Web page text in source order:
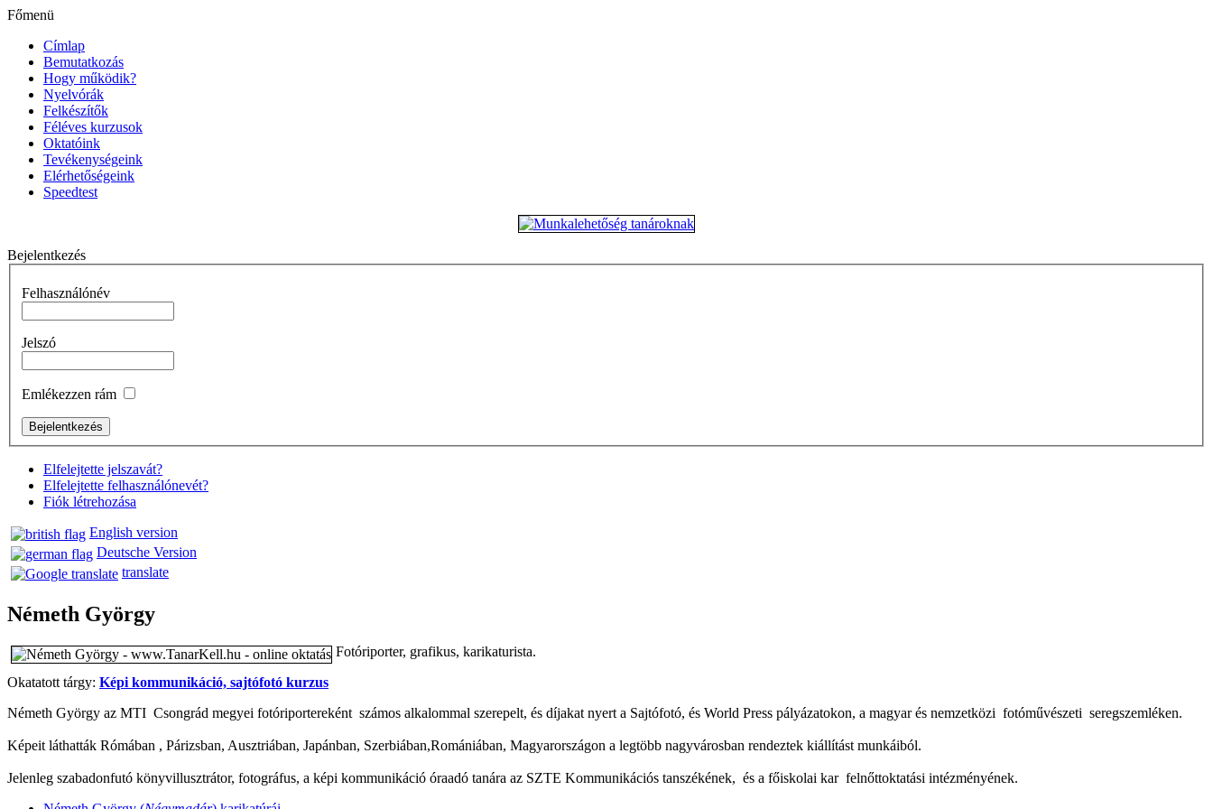
Főmenü
Címlap
Bemutatkozás
Hogy működik?
Nyelvórák
Felkészítők
Féléves kurzusok
Oktatóink
Tevékenységeink
Elérhetőségeink
Speedtest
Bejelentkezés
Felhasználónév
Jelszó
Emlékezzen rám
Elfelejtette jelszavát?
Elfelejtette felhasználónevét?
Fiók létrehozása
English version
Deutsche Version
translate
Németh György
Fotóriporter, grafikus, karikaturista.
Okatatott tárgy: Képi kommunikáció, sajtófotó kurzus
Németh György az MTI Csongrád megyei fotóriportereként számos alkalommal szerepelt, és díjakat nyert a Sajtófotó, és World Press pályázatokon, a magyar és nemzetközi fotóművészeti seregszemléken.
Képeit láthatták Rómában , Párizsban, Ausztriában, Japánban, Szerbiában,Romániában, Magyarországon a legtöbb nagyvárosban rendeztek kiállítást munkáiból.
Jelenleg szabadonfutó könyvillusztrátor, fotográfus, a képi kommunikáció óraadó tanára az SZTE Kommunikációs tanszékének, és a főiskolai kar felnőttoktatási intézményének.